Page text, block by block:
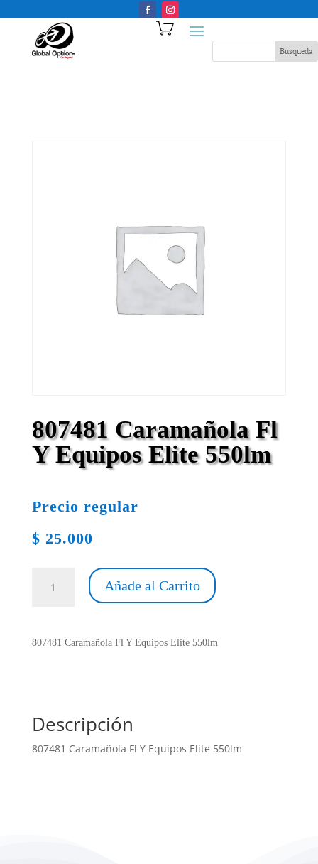
807481 Caramañola Fl
Y Equipos Elite 550lm
Precio regular
$ 25.000
Caramañola
Equipos
Añade al Carrito
807481 Caramañola Fl Y Equipos Elite 550lm
Descripción
807481 Caramañola Fl Y Equipos Elite 550lm